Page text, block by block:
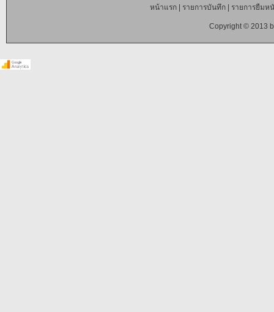
หน้าแรก| รายการบันทึก| รายการยืมห
Copyright © 2013